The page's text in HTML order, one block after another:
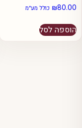
₪80.00 כולל מע״מ
הוספה לסל